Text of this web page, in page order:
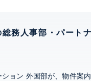
務人事部・パート
ョン 外国部が、物件案内